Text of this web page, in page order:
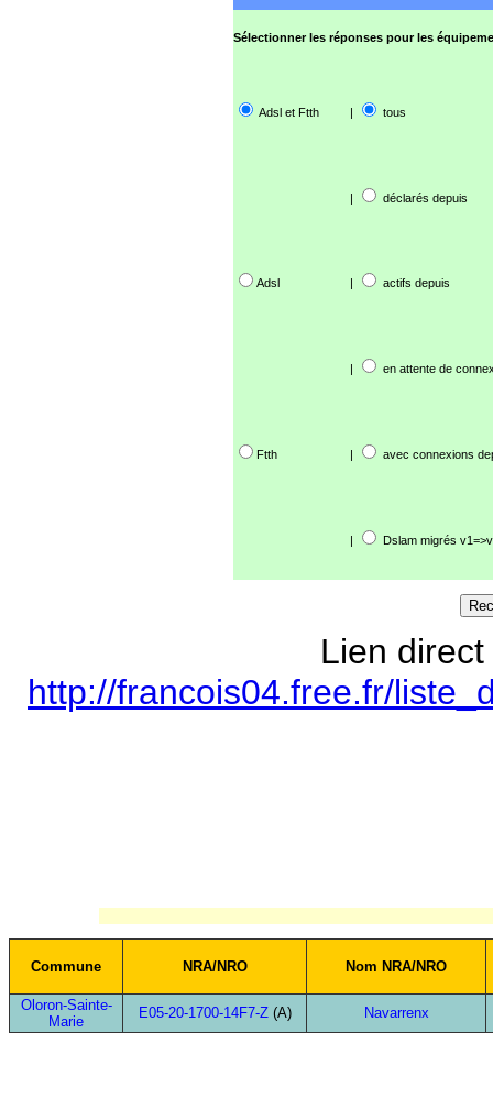
Sélectionner les réponses pour les
Adsl et Ftth | tous
| déclarés depuis
Adsl | actifs depuis
| en attente de
Ftth | avec connexions
| Dslam migrés
Lien
http://francois04.free.fr/
Commune NRA/NRO Nom NRA/NRO
Oloron-Sainte-
Marie
E05-20-1700-14F7-Z(A) Navarrenx